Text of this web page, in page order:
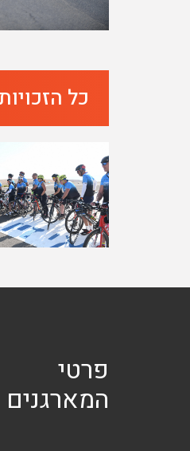
כל
פרטי
המארגנים